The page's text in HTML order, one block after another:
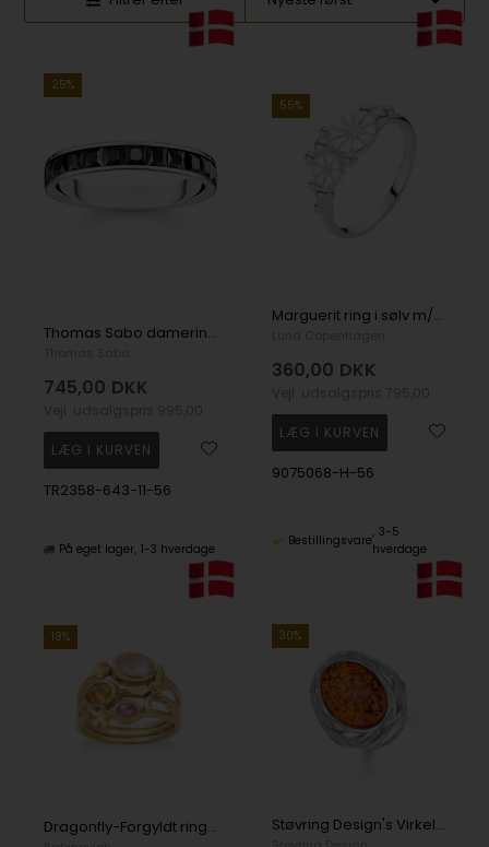
25%
Thomas Sabo damering med sorte Stone Pave size 56
745,00 DKK
TR2358-643-11-56
På eget lager 1-3 hverdage
55%
Marguerit ring i sølv m/ kugler og hvid emalje-Lund (str 56)
360,00 DKK
9075068-H-56
Bestillingsvare
3-5
hverdage
19%
Dragonfly-Forgyldt ring med rosenkvarts, citrin & pink topas-Rabinovich (str 56)
30%
Støvring Design's Virkelig smuk åben flettet ring, med 19 x 13 mm stor rav sten, måler i alt 27 x 20 mm, str. 56